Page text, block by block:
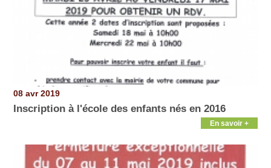
08 avr 2019
Inscription à l'école des enfants nés en 2016
En savoir +